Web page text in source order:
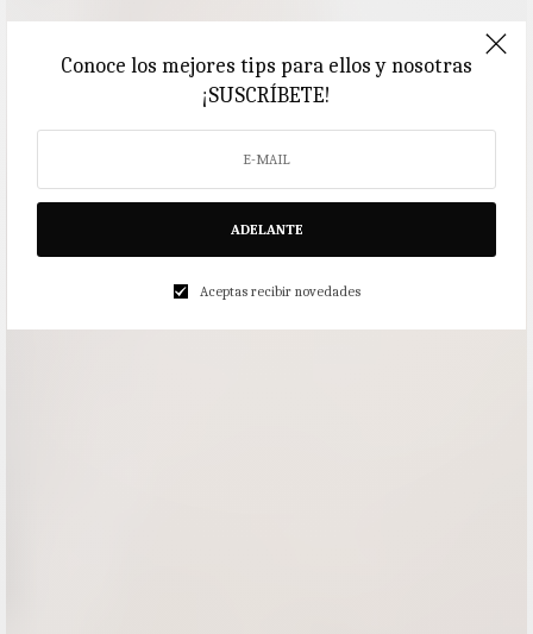
Conoce los mejores tips para ellos y nosotras
¡SUSCRÍBETE!
ADELANTE
Aceptas recibir novedades